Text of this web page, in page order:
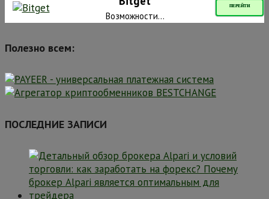
ПЕРЕЙТИ
Возможности...
Полезно всем:
ПОСЛЕДНИЕ ЗАПИСИ